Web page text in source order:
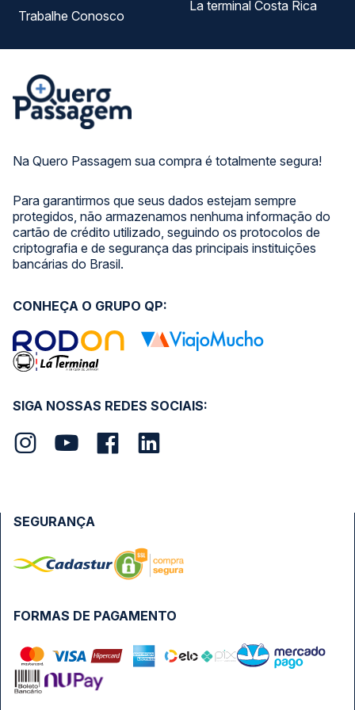
Na Quero Passagem sua compra é totalmente segura!
Para garantirmos que seus dados estejam sempre
protegidos, não armazenamos nenhuma informação do
cartão de crédito utilizado, seguindo os protocolos de
criptografia e de segurança das principais instituições
bancárias do Brasil.
Trabalhe Conosco
La terminal Costa Rica
SIGA NOSSAS REDES SOCIAIS:
CONHEÇA O GRUPO QP:
FORMAS DE PAGAMENTO
SEGURANÇA